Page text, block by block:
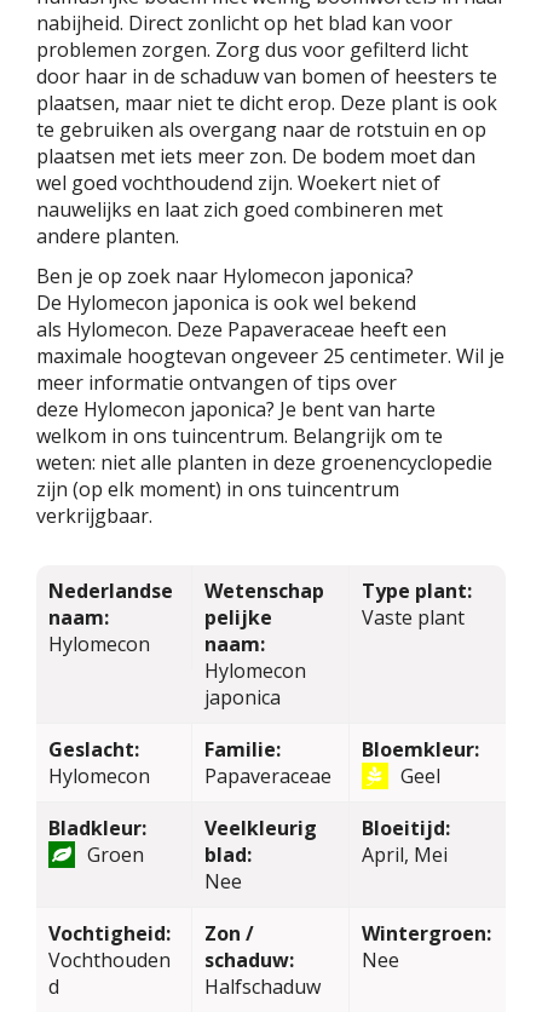
nabijheid. Direct zonlicht op het blad kan voor
problemen zorgen. Zorg dus voor gefilterd licht
door haar in de schaduw van bomen of heesters te
plaatsen, maar niet te dicht erop. Deze plant is ook
te gebruiken als overgang naar de rotstuin en op
plaatsen met iets meer zon. De bodem moet dan
wel goed vochthoudend zijn. Woekert niet of
nauwelijks en laat zich goed combineren met
andere planten.
Ben je op zoek naar Hylomecon japonica?
De Hylomecon japonica is ook wel bekend
als Hylomecon. Deze Papaveraceae heeft een
maximale hoogtevan ongeveer 25 centimeter. Wil je
meer informatie ontvangen of tips over
deze Hylomecon japonica? Je bent van harte
welkom in ons tuincentrum. Belangrijk om te
weten: niet alle planten in deze groenencyclopedie
zijn (op elk moment) in ons tuincentrum
verkrijgbaar.
Nederlandse
naam:
Hylomecon
Wetenschap
pelijke
naam:
Hylomecon
japonica
Type plant:
Vaste plant
Geslacht:
Hylomecon
Familie:
Papaveraceae
Bloemkleur:
Geel
Bladkleur:
Groen
Veelkleurig
blad:
Nee
Bloeitijd:
April, Mei
Vochtigheid:
Vochthouden
d
Zon /
schaduw:
Halfschaduw
Wintergroen:
Nee